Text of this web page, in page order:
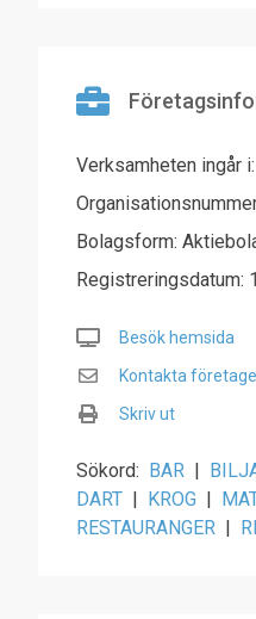
Verksamheten ingår
Bolagsform:
Registreringsdatum:
Besök hemsida
Kontakta
Skriv ut
Sökord: BAR |
DART | KROG |
RESTAURANGER |